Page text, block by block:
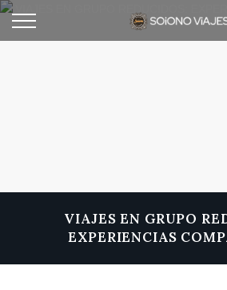
VIAJES EN GRUPO
EXPERIENCIAS